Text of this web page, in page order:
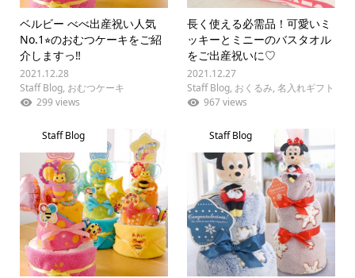
ベルビー べべ出産祝い人気
No.1⭐︎のおむつケーキをご紹
介しますっ‼︎
2021.12.28
Staff Blog, おむつケーキ
299 views
長く使える必需品！可愛いミ
ッキーとミニーのバスタオル
をご出産祝いに♡
2021.12.27
Staff Blog, おくるみ,名入れギフト
967 views
Staff Blog Staff Blog